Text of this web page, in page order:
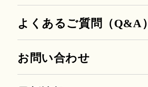
よくあるご質問（Q&A）
お問い合わせ